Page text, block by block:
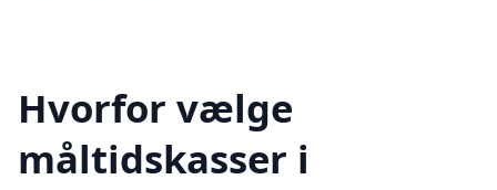
Hvorfor vælge
måltidskasser i